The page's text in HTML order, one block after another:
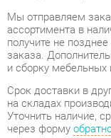
Срок доставки в
на складах
Уточнить наличие,
через форму
В любой момент до
течение 7-ми дней
изменить выборили
Несмотря на
могут быть